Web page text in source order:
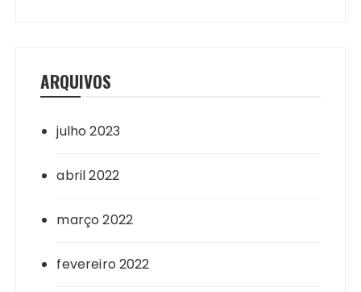
ARQUIVOS
julho 2023
abril 2022
março 2022
fevereiro 2022